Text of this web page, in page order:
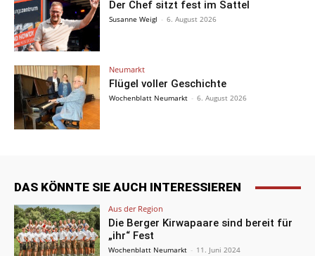
Der Chef sitzt fest im Sattel
Susanne Weigl - 6. August 2026
Neumarkt
Flügel voller Geschichte
Wochenblatt Neumarkt - 6. August 2026
DAS KÖNNTE SIE AUCH INTERESSIEREN
Aus der Region
Die Berger Kirwapaare sind bereit für
„ihr“ Fest
Wochenblatt Neumarkt - 11. Juni 2024